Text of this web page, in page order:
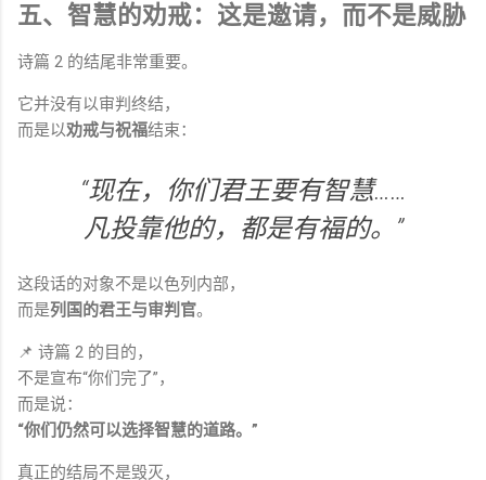
五、智慧的劝戒：这是邀请，而不是威胁
诗篇 2 的结尾非常重要。
它并没有以审判终结，
而是以劝戒与祝福结束：
“现在，你们君王要有智慧……
凡投靠他的，都是有福的。”
这段话的对象不是以色列内部，
而是列国的君王与审判官。
📌 诗篇 2 的目的，
不是宣布“你们完了”，
而是说：
“你们仍然可以选择智慧的道路。”
真正的结局不是毁灭，